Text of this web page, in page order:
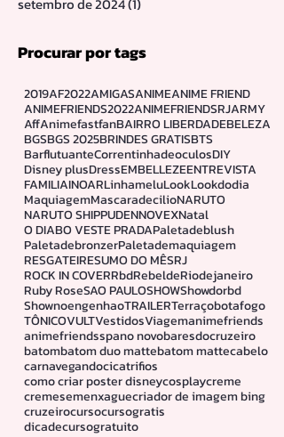
Procurar por tags
2019AF2022AMIGASANIMEANIME FRIEND
ANIMEFRIENDS2022ANIMEFRIENDSRJARMY
AffAnimefastfanBAIRRO LIBERDADEBELEZA
BGSBGS 2025BRINDES GRATISBTS
BarflutuanteCorrentinhadeoculosDIY
Disney plusDressEMBELLEZEENTREVISTA
FAMILIAINOARLinhameluLookLookdodia
MaquiagemMascaradecilioNARUTO
NARUTO SHIPPUDENNOVEXNatal
O DIABO VESTE PRADAPaletadeblush
PaletadebronzerPaletademaquiagem
RESGATEIRESUMO DO MÊSRJ
ROCK IN COVERRbdRebeldeRiodejaneiro
Ruby RoseSAO PAULOSHOWShowdorbd
ShownoengenhaoTRAILERTerraçobotafogo
TÔNICOVULTVestidosViagemanimefriends
animefriendsspano novobaresdocruzeiro
batombatom duo mattebatom mattecabelo
carnavegandocicatrifios
como criar poster disneycosplaycreme
cremesemenxaguecriador de imagem bing
cruzeirocursocursogratis
dicadecursogratuito